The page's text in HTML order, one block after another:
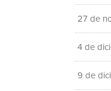
27 de
4 de
9 de